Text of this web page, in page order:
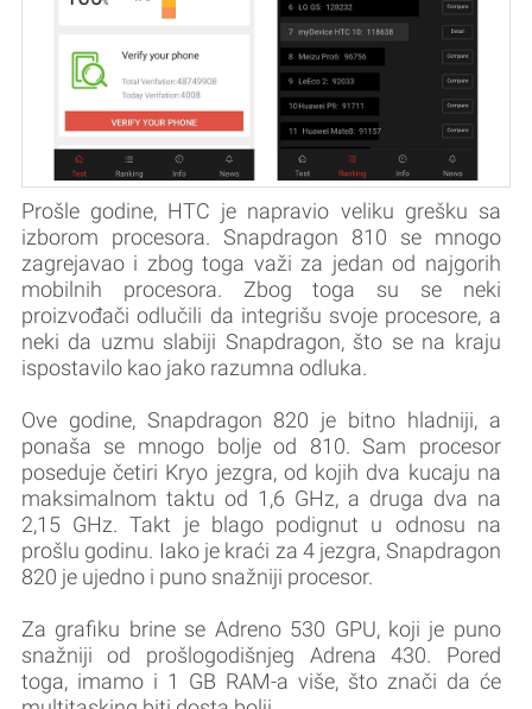
Prošle godine, HTC je napravio veliku grešku sa
izborom procesora. Snapdragon 810 se mnogo
zagrejavao i zbog toga važi za jedan od najgorih
mobilnih procesora. Zbog toga su se neki
proizvođači odlučili da integrišu svoje procesore, a
neki da uzmu slabiji Snapdragon, što se na kraju
ispostavilo kao jako razumna odluka.
Ove godine, Snapdragon 820 je bitno hladniji, a
ponaša se mnogo bolje od 810. Sam procesor
poseduje četiri Kryo jezgra, od kojih dva kucaju na
maksimalnom taktu od 1,6 GHz, a druga dva na
2,15 GHz. Takt je blago podignut u odnosu na
prošlu godinu. Iako je kraći za 4 jezgra, Snapdragon
820 je ujedno i puno snažniji procesor.
Za grafiku brine se Adreno 530 GPU, koji je puno
snažniji od prošlogodišnjeg Adrena 430. Pored
toga, imamo i 1 GB RAM-a više, što znači da će